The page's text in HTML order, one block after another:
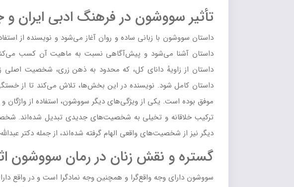
تأثیر سووشون در فرهنگ ادبی ایران و
داستان سووشون با زبانی ساده و روان آغاز می‌شود و نویسنده از
داستان آشنا می‌شود و پیش‌آگاهی نسبت به ماهیت آن کسب می‌کند
داستان از زاویهٔ دانای کل، که محدود به ذهن زری، شخصیت
داستان کامل شود. نویسنده در این بخش‌ها، تلاش می‌کند تا از
موفق بوده است. یکی از ویژگی‌های دیگر سووشون، استفاده از
ترکیب خلاقانه و تخیلی به شخصیت‌های جدیدی تبدیل شده‌اند.
دیگر نیز از شخصیت‌های واقعی الهام گرفته شده‌اند، از جمله دکتر
گستره و نقش زنان در رمان سووشون
سووشون دارای وجه واقع‌گرا و همچنین وجه نمادگرا است و در واقع